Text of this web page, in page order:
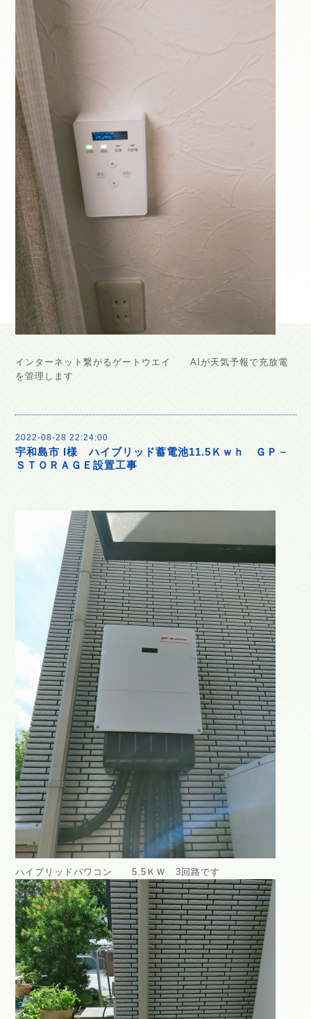
インターネット繋がるゲートウエイ AIが天気予報で充放電
を管理します
2022-08-28 22:24:00
宇和島市 I様 ハイブリッド蓄電池11.5Ｋｗｈ ＧＰ－
ＳＴＯＲＡＧＥ設置工事
ハイブリッドパワコン 5.5ＫＷ 3回路です